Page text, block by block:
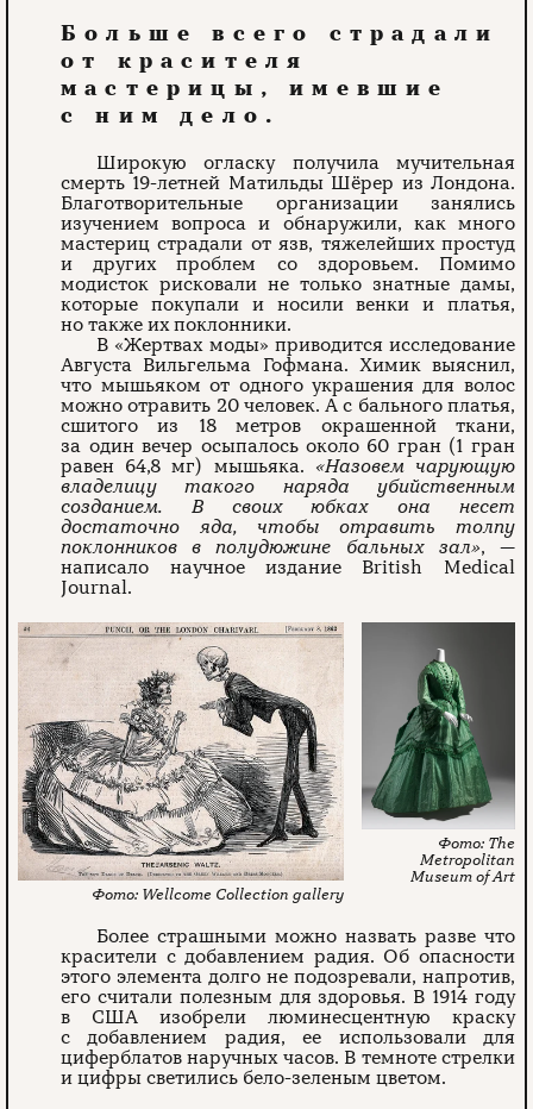
Больше всего страдали
от красителя
мастерицы, имевшие
с ним дело.
Широкую огласку получила мучительная
смерть 19-летней Матильды Шёрер из Лондона.
Благотворительные организации занялись
изучением вопроса и обнаружили, как много
мастериц страдали от язв, тяжелейших простуд
и других проблем со здоровьем. Помимо
модисток рисковали не только знатные дамы,
которые покупали и носили венки и платья,
но также их поклонники.
В «Жертвах моды» приводится исследование
Августа Вильгельма Гофмана. Химик выяснил,
что мышьяком от одного украшения для волос
можно отравить 20 человек. А с бального платья,
сшитого из 18 метров окрашенной ткани,
за один вечер осыпалось около 60 гран (1 гран
равен 64,8 мг) мышьяка. «Назовем чарующую
владелицу такого наряда убийственным
созданием. В своих юбках она несет
достаточно яда, чтобы отравить толпу
поклонников в полудюжине бальных зал», —
написало научное издание British Medical
Journal.
Wellcome Collection gallery
The
Metropolitan
Museum of Art
Более страшными можно назвать разве что
красители с добавлением радия. Об опасности
этого элемента долго не подозревали, напротив,
его считали полезным для здоровья. В 1914 году
в США изобрели люминесцентную краску
с добавлением радия, ее использовали для
циферблатов наручных часов. В темноте стрелки
и цифры светились бело-зеленым цветом.